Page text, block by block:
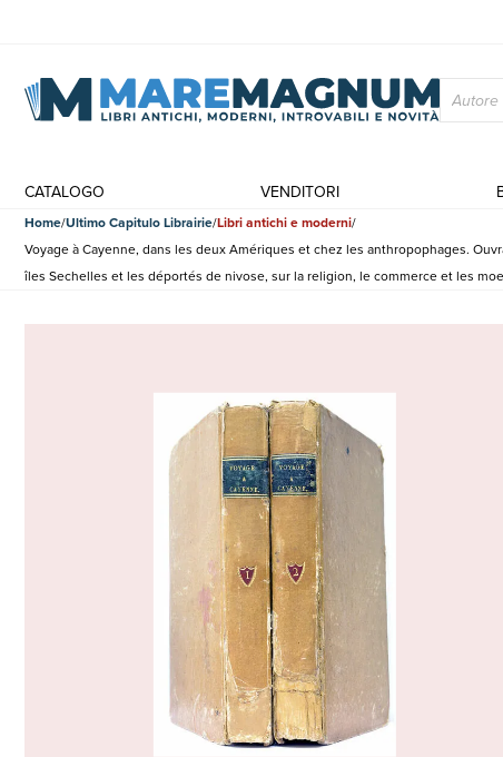
CATALOGO VENDITORI
Home Ultimo Capitulo Librairie Libri antichi e moderni
Voyage à Cayenne, dans les deux Amériques et chez les anthropophages.
îles Sechelles et les déportés de nivose, sur la religion, le commerce et les